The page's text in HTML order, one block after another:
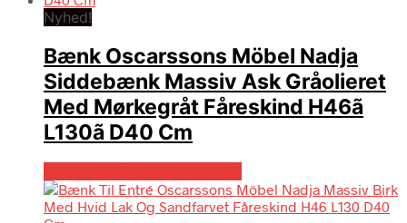
Nyhed!
Bænk Oscarssons Möbel Nadja
Siddebænk Massiv Ask Gråolieret
Med Mørkegråt Fåreskind H46ã
L130ã D40 Cm